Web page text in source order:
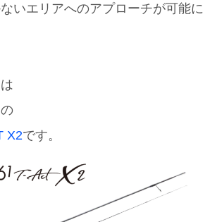
いエリアへのアプローチが可能に
X2です。